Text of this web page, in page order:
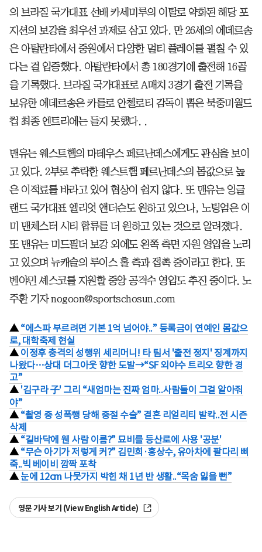
의 브라질 국가대표 선배 카세미루의 이탈로 약화된 해당 포
지션의 보강을 최우선 과제로 삼고 있다. 만 26세의 에데르송
은 아탈란타에서 중원에서 다양한 멀티 플레이를 펼칠 수 있
다는 걸 입증했다. 아탈란타에서 총 180경기에 출전해 16골
을 기록했다. 브라질 국가대표로 A매치 3경기 출전 기록을
보유한 에데르송은 카를로 안첼로티 감독이 뽑은 북중미월드
컵 최종 엔트리에는 들지 못했다. .
맨유는 웨스트햄의 마테우스 페르난데스에게도 관심을 보이
고 있다. 2부로 추락한 웨스트햄 페르난데스의 몸값으로 높
은 이적료를 바라고 있어 협상이 쉽지 않다. 또 맨유는 잉글
랜드 국가대표 엘리엇 앤더슨도 원하고 있으나, 노팅엄은 이
미 맨체스터 시티 합류를 더 원하고 있는 것으로 알려졌다.
또 맨유는 미드필더 보강 외에도 왼쪽 측면 자원 영입을 노리
고 있으며 뉴캐슬의 루이스 홀 측과 접촉 중이라고 한다. 또
벤야민 셰스코를 지원할 중앙 공격수 영입도 추진 중이다. 노
주환 기자 nogoon@sportschosun.com
▲ “에스파 부르려면 기본 1억 넘어야..” 등록금이 연예인 몸값으
로, 대학축제 현실
▲ 이정후 충격의 성행위 세리머니! 타 팀서 '출전 정지' 징계까지
나왔다…상대 더그아웃 향한 도발→“SF 외야수 트리오 향한 경
고”
▲ '김구라 子' 그리 “새엄마는 진짜 엄마..사람들이 그걸 알아줘
야”
▲ “촬영 중 성폭행 당해 중절 수술” 결혼 리얼리티 발칵..전 시즌
삭제
▲ “길바닥에 웬 사람 이름?” 묘비를 등산로에 사용 '공분'
▲ “무슨 아기가 저렇게 커?” 김민희·홍상수, 유아차에 팔다리 삐
죽..빅 베이비 깜짝 포착
▲ 눈에 12cm 나뭇가지 박힌 채 1년 반 생활..“목숨 잃을 뻔”
영문 기사 보기 (View English Article)